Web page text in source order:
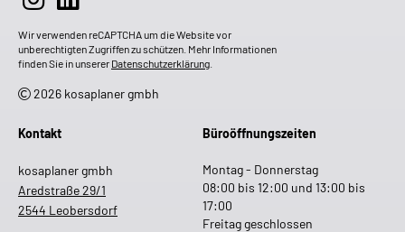
Wir verwenden reCAPTCHA um die Website vor
unberechtigten Zugriffen zu schützen. Mehr Informationen
finden Sie in unserer Datenschutzerklärung
2026 kosaplaner gmbh
Kontakt
kosaplaner gmbh
Aredstraße 29/1
2544 Leobersdorf
Büroöffnungszeiten
Montag - Donnerstag
08:00 bis 12:00 und 13:00 bis
17:00
Freitag geschlossen